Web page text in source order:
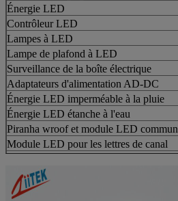
Énergie LED
Contrôleur LED
Lampes à LED
Lampe de plafond à LED
Surveillance de la boîte électrique
Adaptateurs d'alimentation AD-DC
Énergie LED imperméable à la pluie
Énergie LED étanche à l'eau
Piranha wroof et module LED commun
Module LED pour les lettres de canal
LED bande souple, barre LED
Panneau LEDLight